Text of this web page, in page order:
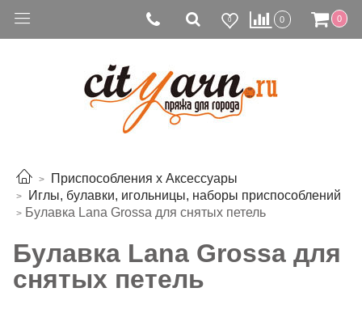
0 0 0
Приспособления х Аксессуары
Иглы, булавки, игольницы, наборы приспособлений
Булавка Lana Grossa для снятых петель
Булавка Lana Grossa для
снятых петель